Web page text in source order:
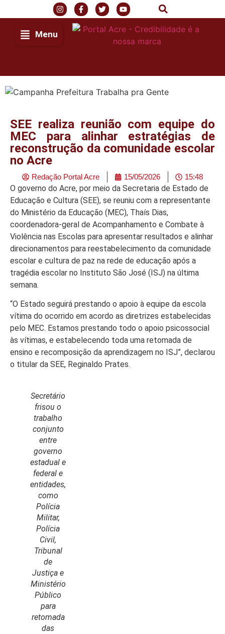
Menu
Início
Últimas
Notícias
Agenda
Cultural
Política
Atos Oficiais
Atualidades
Blogs e
Colunas
Especiais
Gastronomia
TV Portal
Sobre o
Portal Acre
Expediente
Política de
privacidade
Fale com
Portal Acre
SEE realiza reunião com equipe do
MEC para alinhar estratégias de
reconstrução da comunidade escolar
no Acre
Redação Portal Acre 15/05/2026 15:48
O governo do Acre, por meio da Secretaria de Estado de
Educação e Cultura (SEE), se reuniu com a representante
do Ministério da Educação (MEC), Thaís Dias,
coordenadora-geral de Acompanhamento e Combate à
Violência nas Escolas para apresentar resultados e alinhar
direcionamentos para reestabelecimento da comunidade
escolar e cultura de paz na rede de educação após a
tragédia escolar no Instituto São José (ISJ) na última
semana.
“O Estado seguirá prestando o apoio à equipe da escola
vítima do ocorrido em acordo as diretrizes estabelecidas
pelo MEC. Estamos prestando todo o apoio psicossocial
às vítimas, e estabelecendo toda uma retomada de
ensino e recomposição da aprendizagem no ISJ”, declarou
o titular da SEE, Reginaldo Prates.
Secretário
frisou o
trabalho
conjunto
entre
governo
estadual e
federal e
entidades,
como
Polícia
Militar,
Polícia
Civil,
Tribunal
de
Justiça e
Ministério
Público
para
retomada
das